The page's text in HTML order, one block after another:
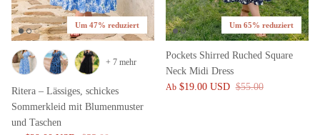
Um 47% reduziert
Ritera – Lässiges, schickes
Sommerkleid mit Blumenmuster
und Taschen
+ 7 mehr
Um 65% reduziert
Pockets Shirred Ruched Square
Neck Midi Dress
Ab $19.00 USD $55.00